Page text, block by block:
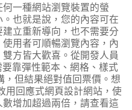
一種網站瀏覽裝置的螢
也就是說，您的內容可在
立重新導向，也不需要分
用者可順暢瀏覽內容，內
方皆大歡喜。從開發人員
靠彈性範本、網格、樣式
，但結果絕對值回票價。想
用回應式網頁設計網站，使
增加超過兩倍，請查看這